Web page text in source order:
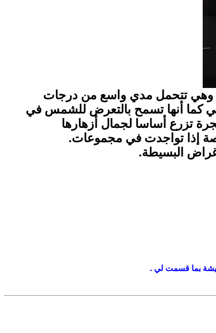
وهي تتحمل مدي واسع من درجات
كما أنها تسمح بالتعرض للشمس في
تزرع أساسا لجمال أزهارها
إذا تواجدت في مجموعات.
البسيطة.
بما قسمت لي .